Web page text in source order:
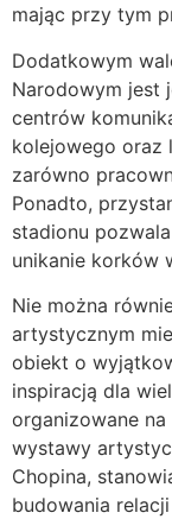
mając przy tym
Dodatkowym
Narodowym jest
centrów
kolejowego oraz
zarówno
Ponadto,
stadionu
unikanie korków
Nie można
artystycznym
obiekt o
inspiracją dla
organizowane
wystawy
Chopina,
budowania